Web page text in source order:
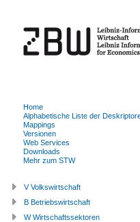
Home
Alphabetische Liste der
Mappings
Versionen
Web Services
Downloads
Mehr zum STW
V Volkswirtschaft
B Betriebswirtschaft
W Wirtschaftssektoren